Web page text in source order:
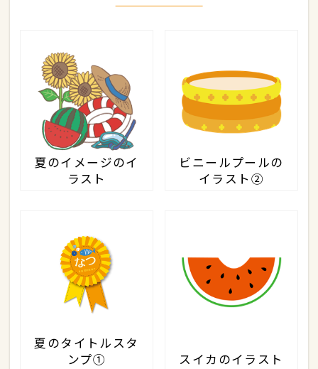
夏のイメージのイ
ラスト
ビニールプールの
イラスト②
夏のタイトルスタ
ンプ①
スイカのイラスト